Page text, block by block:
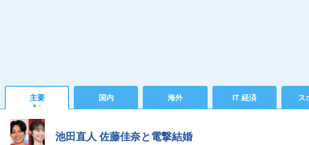
主要 国内 海外 IT 経済 ス
池田直人 佐藤佳奈と電撃結婚